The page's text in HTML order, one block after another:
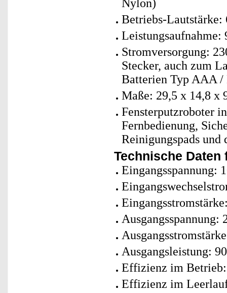
Nylon)
Betriebs-Lautstärke:
Leistungsaufnahme:
Stromversorgung:
Stecker, auch zum
Batterien Typ AAA
Maße: 29,5 x 14,8 x
Fensterputzroboter
Fernbedienung,
Reinigungspads und
Technische Daten
Eingangsspannung:
Ausgangsspannung:
Ausgangsleistung:
Effizienz im
Effizienz im